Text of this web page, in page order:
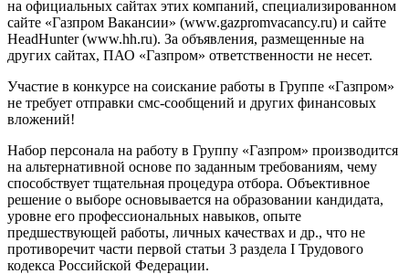
на официальных сайтах этих компаний, специализированном
сайте «Газпром Вакансии» (www.gazpromvacancy.ru) и сайте
HeadHunter (www.hh.ru). За объявления, размещенные на
других сайтах, ПАО «Газпром» ответственности не несет.
Участие в конкурсе на соискание работы в Группе «Газпром»
не требует отправки смс-сообщений и других финансовых
вложений!
Набор персонала на работу в Группу «Газпром» производится
на альтернативной основе по заданным требованиям, чему
способствует тщательная процедура отбора. Объективное
решение о выборе основывается на образовании кандидата,
уровне его профессиональных навыков, опыте
предшествующей работы, личных качествах и др., что не
противоречит части первой статьи 3 раздела I Трудового
кодекса Российской Федерации.